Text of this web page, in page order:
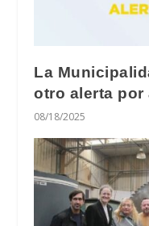
La
otro alerta
08/18/2025